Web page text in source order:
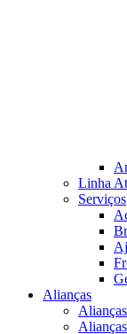
Linha
Serviços
Alianças